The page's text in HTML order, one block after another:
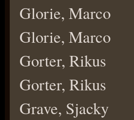
Glorie, Marco
Glorie, Marco
Gorter, Rikus
Gorter, Rikus
Grave, Sjacky